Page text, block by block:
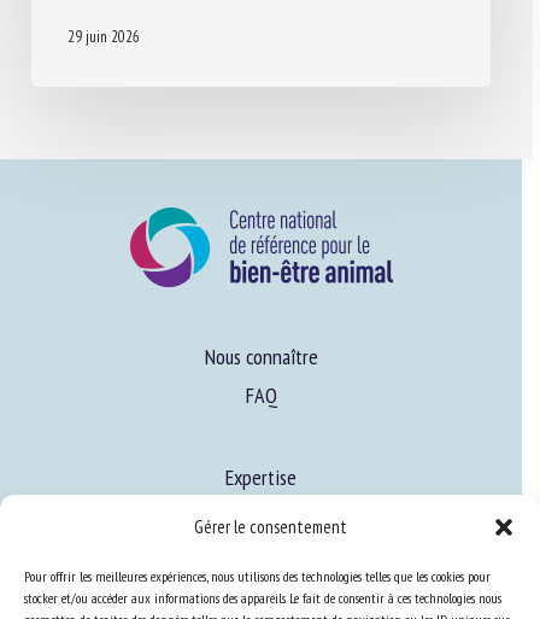
Gérer le consentement
Pour offrir les meilleures expériences, nous utilisons des technologies telles que les cookies pour
stocker et/ou accéder aux informations des appareils. Le fait de consentir à ces technologies nous
29 juin 2026
Nous connaître
FAQ
Expertise
S’informer sur le BEA